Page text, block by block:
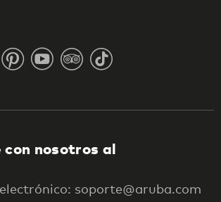
nosotros al
soporte@aruba.com